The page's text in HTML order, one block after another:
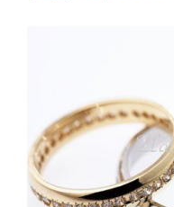
Babic Diamond
Kontakt